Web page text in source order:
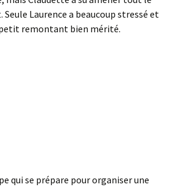
Laurence a beaucoup stressé et
petit remontant bien mérité.
qui se prépare pour organiser une